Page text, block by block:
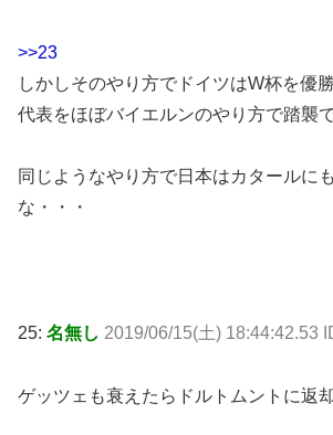
>>23
しかしそのやり方でドイツはW杯を優
代表をほぼバイエルンのやり方で踏襲
同じようなやり方で日本はカタールに
な・・・
25: 名無し 2019/06/15(土) 18:44:42.53
ゲッツェも衰えたらドルトムントに返